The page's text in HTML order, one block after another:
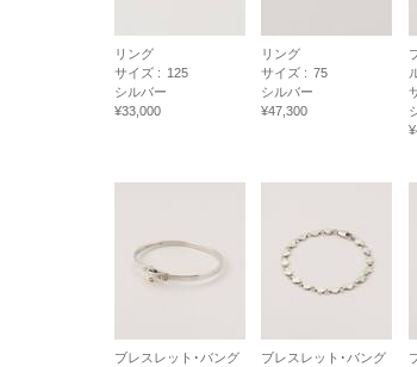
リング
サイズ : 125
シルバー
¥33,000
リング
サイズ : 75
シルバー
¥47,300
ブレスレット･バング
ブレスレット･バング